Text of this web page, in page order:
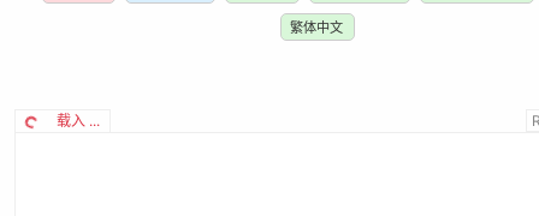
繁体中文
载入 ...